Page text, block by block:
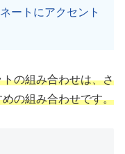
ートにアクセント
の組み合わせは、さ
の組み合わせです。